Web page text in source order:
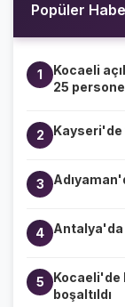
Popüler
1
Kocaeli
25
2 Kayseri'de
3
4 Antalya'da
5
Kocaeli'de
boşaltıldı